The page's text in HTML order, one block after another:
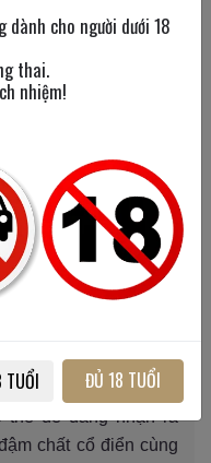
Whisky tỉ mỉ, công
17 vẫn được giữ
cùng thương hiệu.
thể dễ dàng nhận ra
chất cổ điển cùng
dành cho người dưới 18
thai.
nhiệm!
TUỔI ĐỦ 18 TUỔI